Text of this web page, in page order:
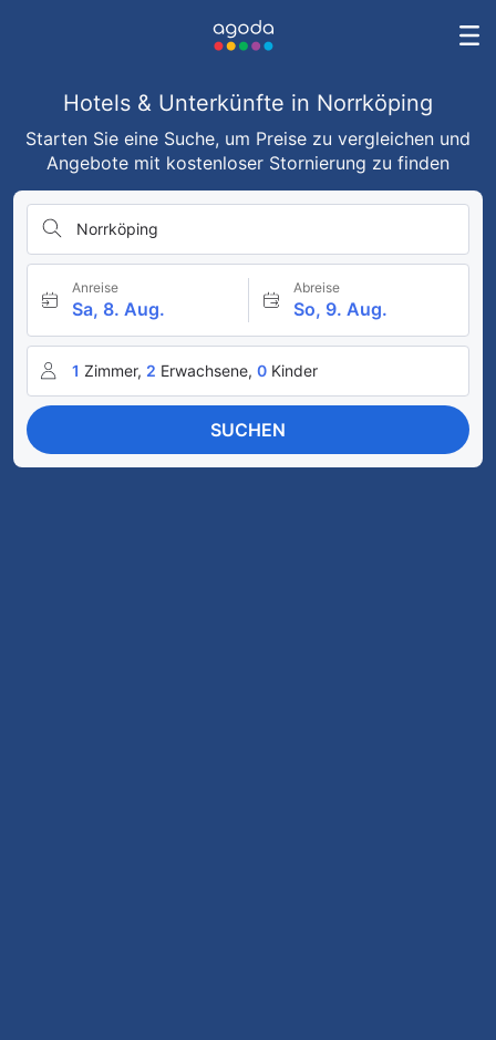
Hotels & Unterkünfte in Norrköping
Starten Sie eine Suche, um Preise zu vergleichen und
Angebote mit kostenloser Stornierung zu finden
Norrköping
Anreise
Sa, 8. Aug.
Abreise
So, 9. Aug.
1 Zimmer, 2 Erwachsene, 0 Kinder
SUCHEN